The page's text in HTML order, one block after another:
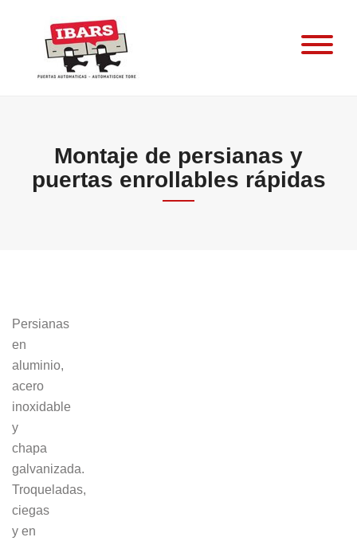
Montaje de persianas y
puertas enrollables rápidas
Persianas
en
aluminio,
acero
inoxidable
y
chapa
galvanizada.
Troqueladas,
ciegas
y en